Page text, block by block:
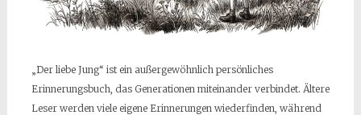
„Der liebe Jung“ ist ein außergewöhnlich persönliches
Erinnerungsbuch, das Generationen miteinander verbindet. Ältere
Leser werden viele eigene Erinnerungen wiederfinden, während